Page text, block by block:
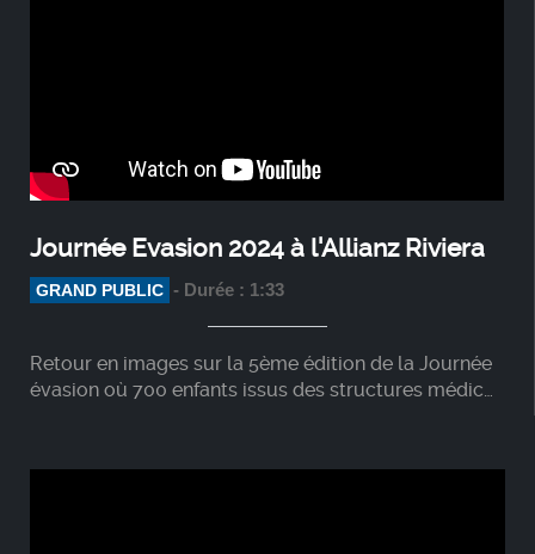
Journée Evasion 2024 à l'Allianz Riviera
GRAND PUBLIC - Durée : 1:33
Retour en images sur la 5ème édition de la Journée
évasion où 700 enfants issus des structures médico-
sportifs de haut niveau, visiter l'Allianz Riviera et le